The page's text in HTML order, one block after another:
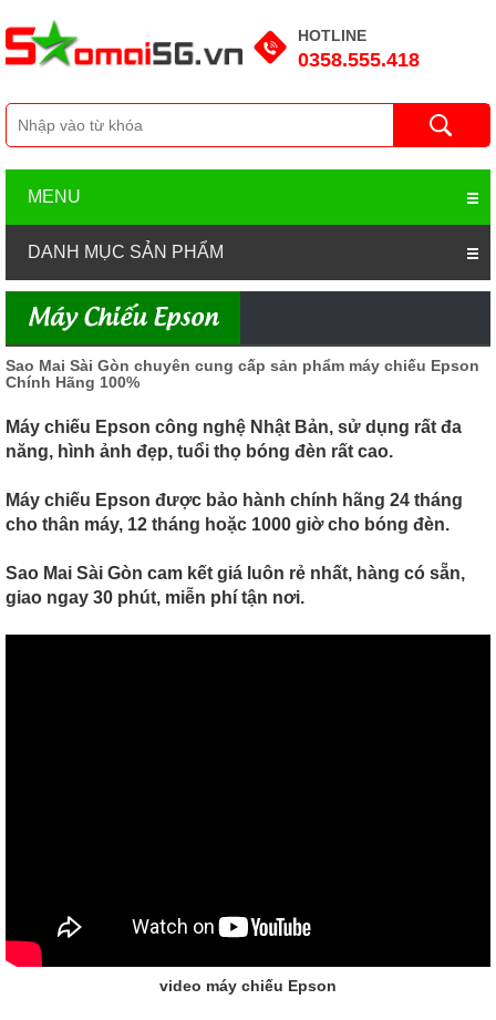
HOTLINE
0358.555.418
MENU
DANH MỤC SẢN PHẨM
Máy Chiếu Epson
Sao Mai Sài Gòn chuyên cung cấp sản phẩm máy chiếu Epson
Chính Hãng 100%
Máy chiếu Epson công nghệ Nhật Bản, sử dụng rất đa
năng, hình ảnh đẹp, tuổi thọ bóng đèn rất cao.
Máy chiếu Epson được bảo hành chính hãng 24 tháng
cho thân máy, 12 tháng hoặc 1000 giờ cho bóng đèn.
Sao Mai Sài Gòn cam kết giá luôn rẻ nhất, hàng có sẵn,
giao ngay 30 phút, miễn phí tận nơi.
video máy chiếu Epson